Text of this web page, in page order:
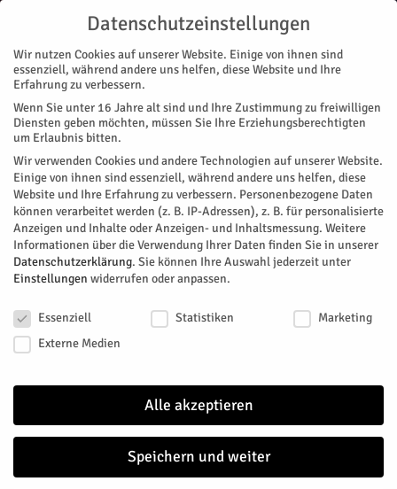
Start Stadtteile Jülich Kleingartenanlage Ziel von Einbrechern
STADTTEILE JÜLICH
Kleingartenanlage Ziel von
Einbrechern
Einen Einbruch in der Heckfelder Kleingartenanlage meldet
die Polizei in ihrem Pressebericht.
Von Pressestelle Polizei- Februar 12, 2019 206
Twitter
Datenschutzeinstellungen
Wir nutzen Cookies auf unserer Website. Einige von ihnen sind
essenziell, während andere uns helfen, diese Website und Ihre
Erfahrung zu verbessern.
Wenn Sie unter 16 Jahre alt sind und Ihre Zustimmung zu freiwilligen
Diensten geben möchten, müssen Sie Ihre Erziehungsberechtigten
um Erlaubnis bitten.
Wir verwenden Cookies und andere Technologien auf unserer Website.
Einige von ihnen sind essenziell, während andere uns helfen, diese
Website und Ihre Erfahrung zu verbessern. Personenbezogene Daten
können verarbeitet werden (z. B. IP-Adressen), z. B. für personalisierte
Anzeigen und Inhalte oder Anzeigen- und Inhaltsmessung. Weitere
Informationen über die Verwendung Ihrer Daten finden Sie in unserer
Datenschutzerklärung. Sie können Ihre Auswahl jederzeit unter
Einstellungen widerrufen oder anpassen.
Essenziell
Statistiken
Marketing
Externe Medien
Alle akzeptieren
Speichern und weiter